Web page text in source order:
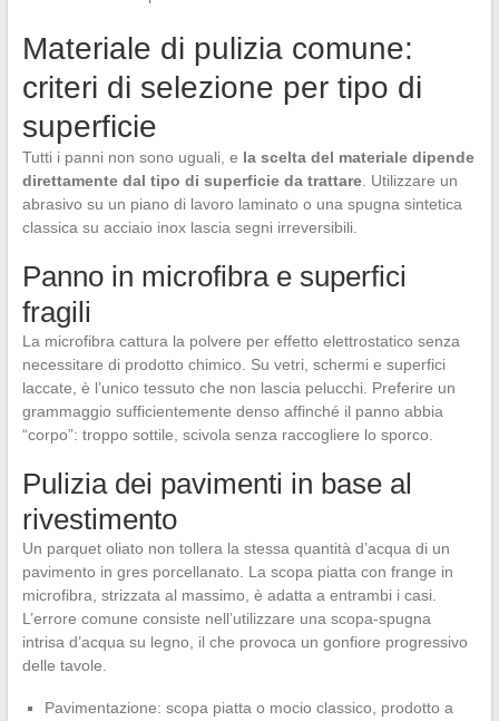
Materiale di pulizia comune:
criteri di selezione per tipo di
superficie
Tutti i panni non sono uguali, e la scelta del materiale dipende
direttamente dal tipo di superficie da trattare. Utilizzare un
abrasivo su un piano di lavoro laminato o una spugna sintetica
classica su acciaio inox lascia segni irreversibili.
Panno in microfibra e superfici
fragili
La microfibra cattura la polvere per effetto elettrostatico senza
necessitare di prodotto chimico. Su vetri, schermi e superfici
laccate, è l’unico tessuto che non lascia pelucchi. Preferire un
grammaggio sufficientemente denso affinché il panno abbia
“corpo”: troppo sottile, scivola senza raccogliere lo sporco.
Pulizia dei pavimenti in base al
rivestimento
Un parquet oliato non tollera la stessa quantità d’acqua di un
pavimento in gres porcellanato. La scopa piatta con frange in
microfibra, strizzata al massimo, è adatta a entrambi i casi.
L’errore comune consiste nell’utilizzare una scopa-spugna
intrisa d’acqua su legno, il che provoca un gonfiore progressivo
delle tavole.
Pavimentazione: scopa piatta o mocio classico, prodotto a